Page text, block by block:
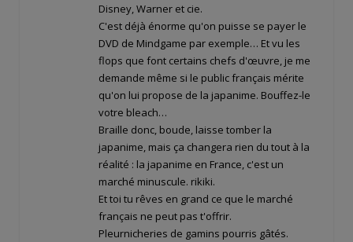
Disney, Warner et cie.
C'est déjà énorme qu'on puisse se payer le
DVD de Mindgame par exemple… Et vu les
flops que font certains chefs d'œuvre, je me
demande même si le public français mérite
qu'on lui propose de la japanime. Bouffez-le
votre bleach…
Braille donc, boude, laisse tomber la
japanime, mais ça changera rien du tout à la
réalité : la japanime en France, c'est un
marché minuscule. rikiki.
Et toi tu rêves en grand ce que le marché
français ne peut pas t'offrir.
Pleurnicheries de gamins pourris gâtés.